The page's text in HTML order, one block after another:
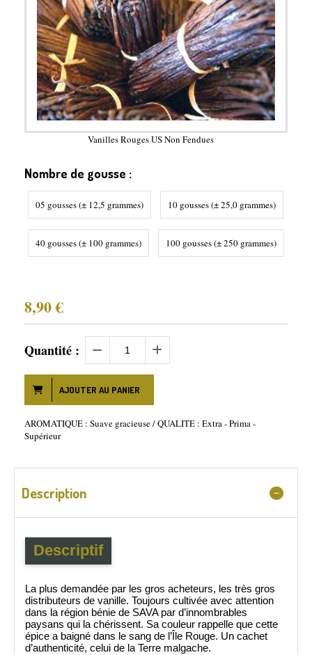
Vanilles Rouges US Non Fendues
Nombre de gousse :
05 gousses (± 12,5 grammes) 10 gousses (± 25,0 grammes)
40 gousses (± 100 grammes) 100 gousses (± 250 grammes)
8,90€
Quantité :
AJOUTER AU PANIER
AROMATIQUE : Suave gracieuse / QUALITE : Extra - Prima -
Supérieur
Description
Descriptif
La plus demandée par les gros acheteurs, les très gros
distributeurs de vanille. Toujours cultivée avec attention
dans la région bénie de SAVA par d’innombrables
paysans qui la chérissent. Sa couleur rappelle que cette
épice a baigné dans le sang de l’Île Rouge. Un cachet
d’authenticité, celui de la Terre malgache.